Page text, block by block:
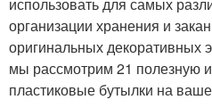
организации хранения и
оригинальных декоративных
мы рассмотрим 21 полезную
пластиковые бутылки на